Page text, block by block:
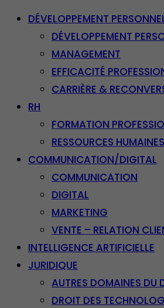
DÉVELOPPEMENT
DÉVELOPPEMENT
MANAGEMENT
EFFICACITÉ
CARRIÈRE &
RH
FORMATION
RESSOURCES HUMAINES
COMMUNICATION/DIGITAL
COMMUNICATION
DIGITAL
MARKETING
VENTE – RELATION
INTELLIGENCE ARTIFICIELLE
JURIDIQUE
AUTRES DOMAINES DU
DROIT DES